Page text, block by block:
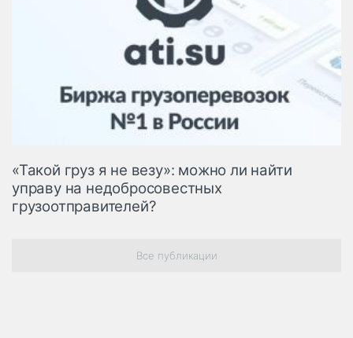
«Такой груз я не везу»: можно ли найти
управу на недобросовестных
грузоотправителей?
Все публикации